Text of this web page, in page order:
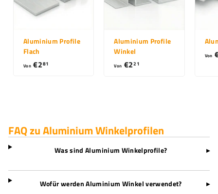
Aluminium Profile
Flach
Von €281
8
Aluminium Profile
Winkel
Von €221
2
1
Von
FAQ zu Aluminium Winkelprofilen
Was sind Aluminium Winkelprofile? ▸
Wofür werden Aluminium Winkel verwendet? ▸